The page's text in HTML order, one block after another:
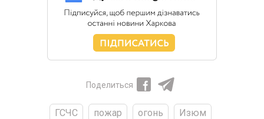
Поделиться
ГСЧС пожар огонь
Изюм